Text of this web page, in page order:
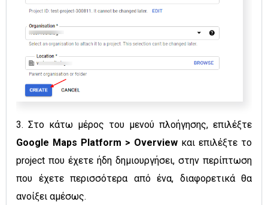
3. Στο κάτω μέρος του μενού πλοήγησης, επιλέξτε
Google Maps Platform > Overview και επιλέξτε το
project που έχετε ήδη δημιουργήσει, στην περίπτωση
που έχετε περισσότερα από ένα, διαφορετικά θα
ανοίξει αμέσως.